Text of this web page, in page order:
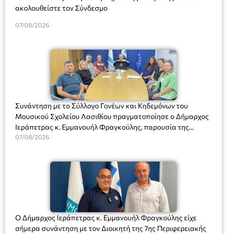
ακολουθείστε τον Σύνδεσμο
07/08/2026
Συνάντηση με το Σύλλογο Γονέων και Κηδεμόνων του
Μουσικού Σχολείου Λασιθίου πραγματοποίησε ο Δήμαρχος
Ιεράπετρας κ. Εμμανουήλ Φραγκούλης, παρουσία της
Διευθύντριας του σχολείου κας Μαριάννας Χαΐτα.
07/08/2026
Ο Δήμαρχος Ιεράπετρας κ. Εμμανουήλ Φραγκούλης είχε
σήμερα συνάντηση με τον Διοικητή της 7ης Περιφερειακής